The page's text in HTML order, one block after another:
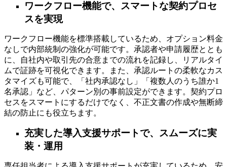
ワークフロー機能で、スマートな契約プロセ
スを実現
ワークフロー機能を標準搭載しているため、オプション料金
なしで内部統制の強化が可能です。承認者や申請履歴ととも
に、自社内や取引先の合意までの流れを記録し、リアルタイ
ムで証跡を可視化できます。また、承認ルートの柔軟なカス
タマイズも可能で、「社内承認なし」「複数人のうち誰か1
名承認」など、パターン別の事前設定ができます。契約プロ
セスをスマートにするだけでなく、不正文書の作成や無断締
結の防止にも役立ちます。
充実した導入支援サポートで、スムーズに実
装・運用